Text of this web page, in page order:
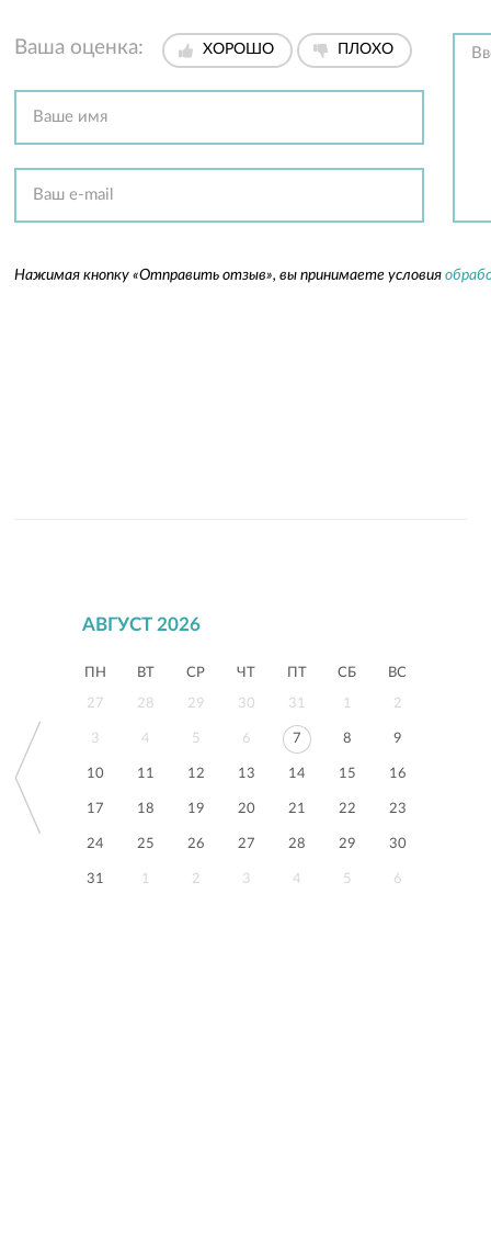
Ваша оценка: ХОРОШО ПЛОХО
Нажимая кнопку «Отправить отзыв», вы принимаете условия
АВГУСТ 2026
ПН ВТ СР ЧТ ПТ СБ ВС
27 28 29 30 31 1 2
3 4 5 6 7 8 9
10 11 12 13 14 15 16
17 18 19 20 21 22 23
24 25 26 27 28 29 30
31 1 2 3 4 5 6